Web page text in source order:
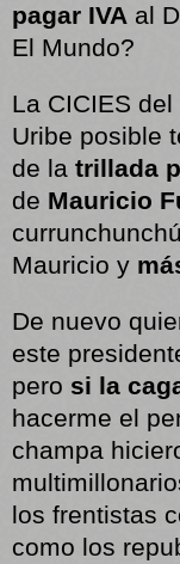
pagar IVA al
El Mundo?
La CICIES del
Uribe posible
de la trillada
de Mauricio
Mauricio y
De nuevo
este
pero si la
hacerme el
champa
los frentistas
como los